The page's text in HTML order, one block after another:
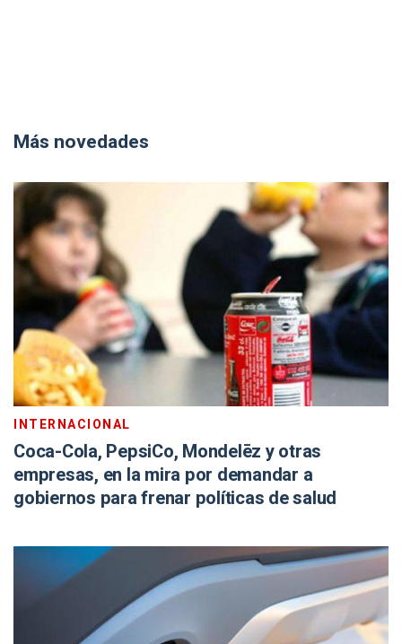
Más novedades
INTERNACIONAL
Coca-Cola, PepsiCo, Mondelēz y otras
empresas, en la mira por demandar a
gobiernos para frenar políticas de salud